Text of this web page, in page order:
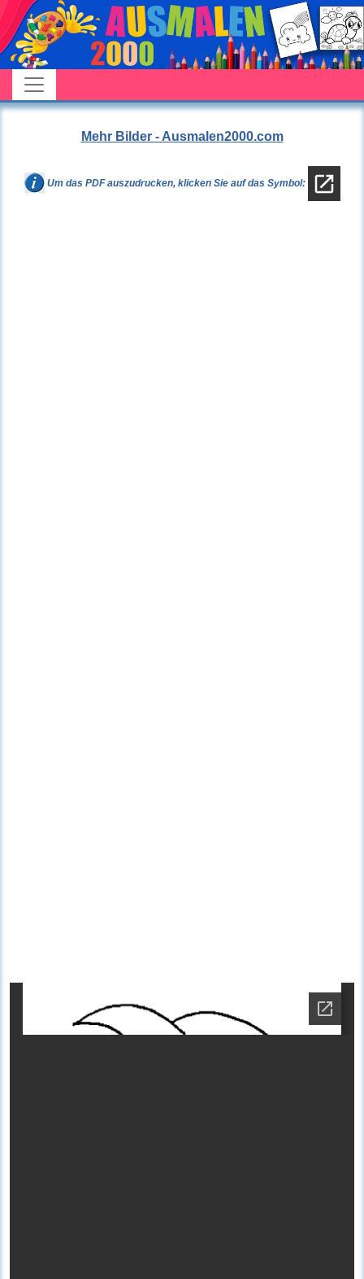
Mehr Bilder - Ausmalen2000.com
Um das PDF auszudrucken, klicken Sie auf das Symbol: